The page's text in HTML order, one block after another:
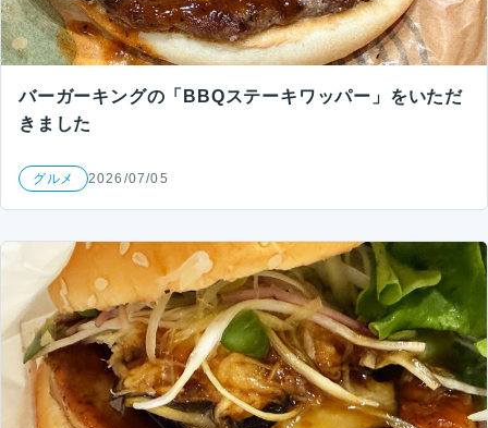
バーガーキングの「BBQステーキワッパー」をいただ
きました
グルメ 2026/07/05